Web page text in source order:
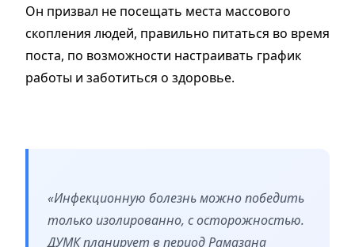
Он призвал не посещать места массового
скопления людей, правильно питаться во время
поста, по возможности настраивать график
работы и заботиться о здоровье.
«Инфекционную болезнь можно победить
только изолированно, с осторожностью.
ДУМК планирует в период Рамазана